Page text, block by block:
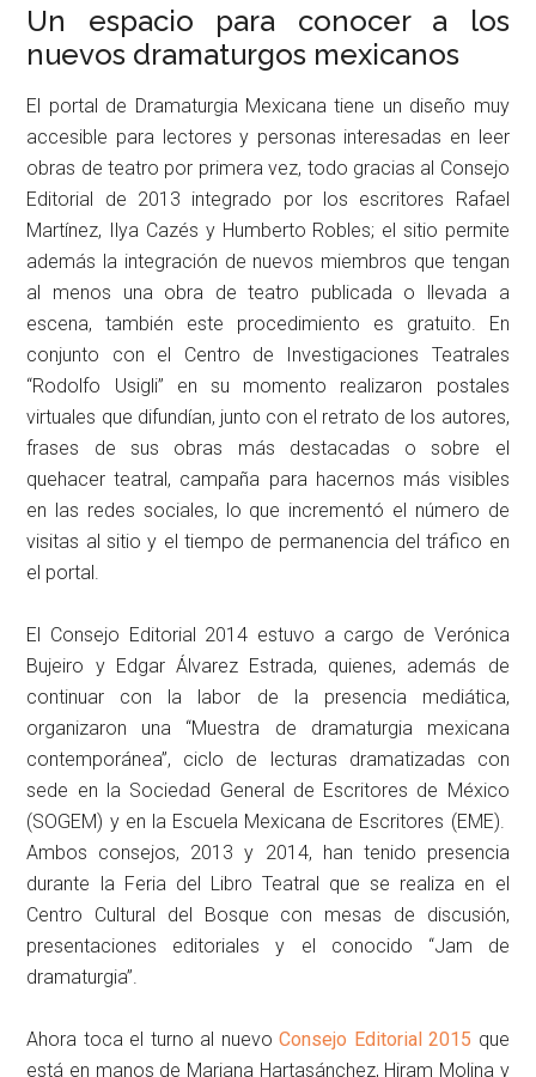
Un espacio para conocer a los
nuevos dramaturgos mexicanos
El portal de Dramaturgia Mexicana tiene un diseño muy
accesible para lectores y personas interesadas en leer
obras de teatro por primera vez, todo gracias al Consejo
Editorial de 2013 integrado por los escritores Rafael
Martínez, Ilya Cazés y Humberto Robles; el sitio permite
además la integración de nuevos miembros que tengan
al menos una obra de teatro publicada o llevada a
escena, también este procedimiento es gratuito. En
conjunto con el Centro de Investigaciones Teatrales
“Rodolfo Usigli” en su momento realizaron postales
virtuales que difundían, junto con el retrato de los autores,
frases de sus obras más destacadas o sobre el
quehacer teatral, campaña para hacernos más visibles
en las redes sociales, lo que incrementó el número de
visitas al sitio y el tiempo de permanencia del tráfico en
el portal.
El Consejo Editorial 2014 estuvo a cargo de Verónica
Bujeiro y Edgar Álvarez Estrada, quienes, además de
continuar con la labor de la presencia mediática,
organizaron una “Muestra de dramaturgia mexicana
contemporánea”, ciclo de lecturas dramatizadas con
sede en la Sociedad General de Escritores de México
(SOGEM) y en la Escuela Mexicana de Escritores (EME).
Ambos consejos, 2013 y 2014, han tenido presencia
durante la Feria del Libro Teatral que se realiza en el
Centro Cultural del Bosque con mesas de discusión,
presentaciones editoriales y el conocido “Jam de
dramaturgia”.
Ahora toca el turno al nuevoConsejo Editorial 2015 que
está en manos de Mariana Hartasánchez, Hiram Molina y